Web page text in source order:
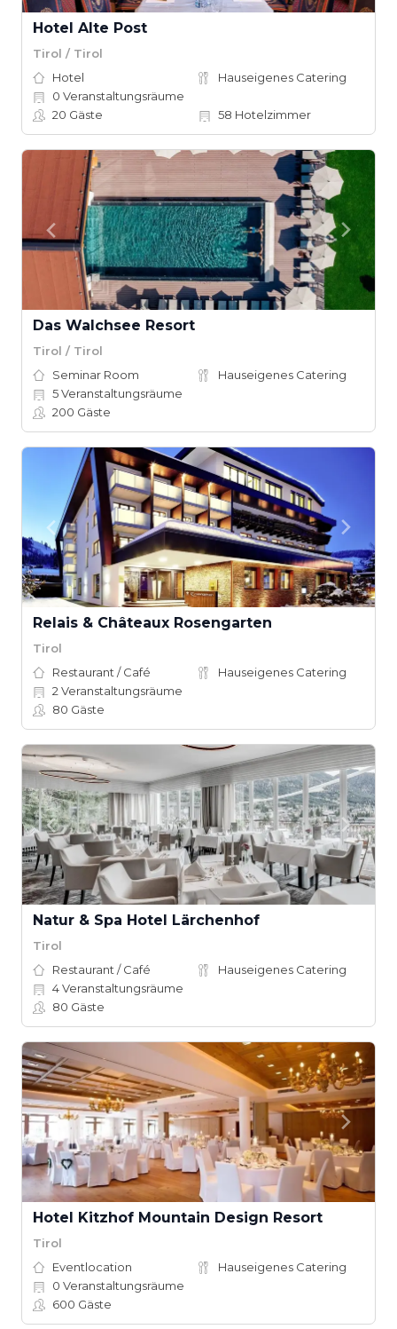
Hotel Alte Post
Tirol / Tirol
Hotel
Hauseigenes Catering
0 Veranstaltungsräume
20 Gäste 58 Hotelzimmer
Das Walchsee Resort
Tirol / Tirol
Seminar Room
Hauseigenes Catering
5Veranstaltungsräume
200 Gäste
Relais & Châteaux Rosengarten
Tirol
Restaurant / Café
Hauseigenes Catering
2 Veranstaltungsräume
80 Gäste
Natur & Spa Hotel Lärchenhof
Tirol
Restaurant / Café
Hauseigenes Catering
4Veranstaltungsräume
80 Gäste
Hotel Kitzhof Mountain Design Resort
Tirol
Eventlocation
Hauseigenes Catering
0 Veranstaltungsräume
600 Gäste